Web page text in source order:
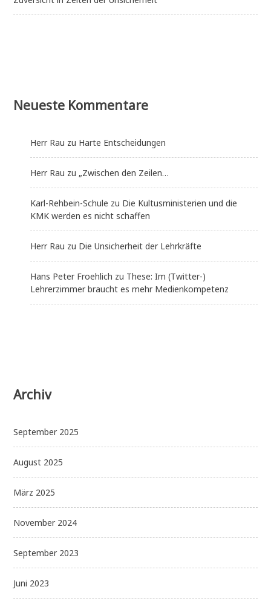
Neueste Kommentare
Herr Rau zu Harte Entscheidungen
Herr Rau zu „Zwischen den Zeilen…
Karl-Rehbein-Schule zu Die Kultusministerien und die
KMK werden es nicht schaffen
Herr Rau zu Die Unsicherheit der Lehrkräfte
Hans Peter Froehlich zu These: Im (Twitter-)
Lehrerzimmer braucht es mehr Medienkompetenz
Archiv
September 2025
August 2025
März 2025
November 2024
September 2023
Juni 2023